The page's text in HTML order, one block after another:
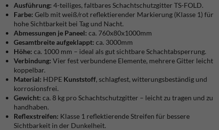
Ausführung: 4-teiliges, faltbares Schachtschutzgitter TS-FOLD.
Farbe: Gelb mit weiß/rot reflektierender Markierung (Klasse 1) für
hohe Sichtbarkeit bei Tag und Nacht.
Abmessungen je Paneel: ca. 760x80x1000mm
Gesamtbreite aufgeklappt: ca. 3000mm
Höhe: ca. 1000 mm – ideal als gut sichtbare Schachtabsperrung.
Verbindung: Vier fest verbundene Elemente, mehrere Gitter leicht
koppelbar.
Material: HDPE Kunststoff, schlagfest, witterungsbeständig und
korrosionsfrei.
Gewicht: ca. 8 kg pro Schachtschutzgitter – leicht zu tragen und zu
handhaben.
Reflexstreifen: Klasse 1 reflektierende Streifen für bessere
Sichtbarkeit in der Dunkelheit.